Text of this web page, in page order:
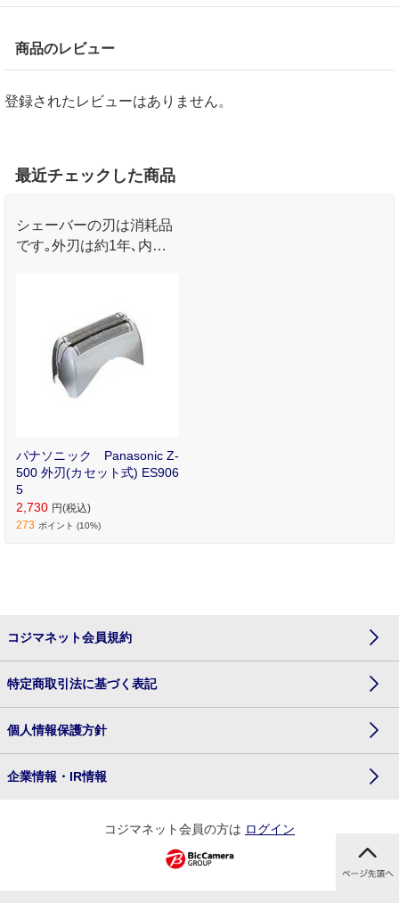
商品のレビュー
登録されたレビューはありません。
最近チェックした商品
シェーバーの刃は消耗品
です｡外刃は約1年､内刃
パナソニック Panasonic Z-
500 外刃(カセット式) ES906
5
2,730 円(税込)
273 ポイント (10%)
コジマネット会員規約
特定商取引法に基づく表記
個人情報保護方針
企業情報・IR情報
コジマネット会員の方は ログイン